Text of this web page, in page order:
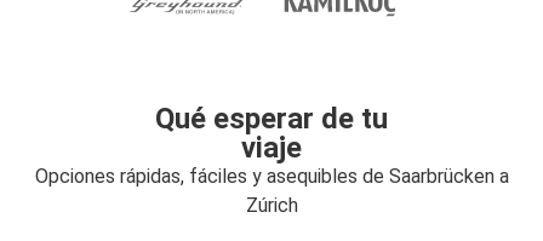
Qué esperar de tu
viaje
Opciones rápidas, fáciles y asequibles de Saarbrücken a
Zúrich